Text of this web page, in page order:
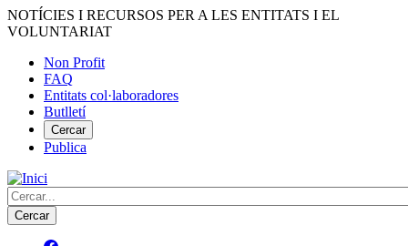
Vés
al
NOTÍCIES I RECURSOS PER A LES ENTITATS I EL
VOLUNTARIAT
Menú
del
compte
d'usuari
Non Profit
FAQ
Entitats col·laboradores
Butlletí
Cercar
Publica
Cerca